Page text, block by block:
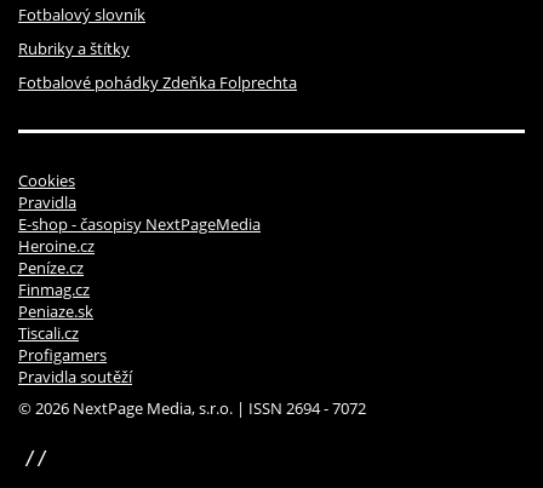
Fotbalový slovník
Rubriky a štítky
Fotbalové pohádky Zdeňka Folprechta
Cookies
Pravidla
E-shop - časopisy NextPageMedia
Heroine.cz
Peníze.cz
Finmag.cz
Peniaze.sk
Tiscali.cz
Profigamers
Pravidla soutěží
© 2026 NextPage Media, s.r.o. | ISSN 2694 - 7072